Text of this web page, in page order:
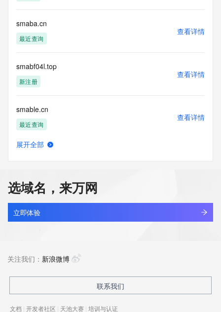
smaba.cn
最近查询
查看详情
smabf04l.top
新注册
查看详情
smable.cn
最近查询
查看详情
smae4rpm.top
新注册
查看详情
新注册
展开全部
选域名，来万网
立即体验
关注我们： 新浪微博
联系我们
文档 | 开发者社区 | 天池大赛 | 培训与认证